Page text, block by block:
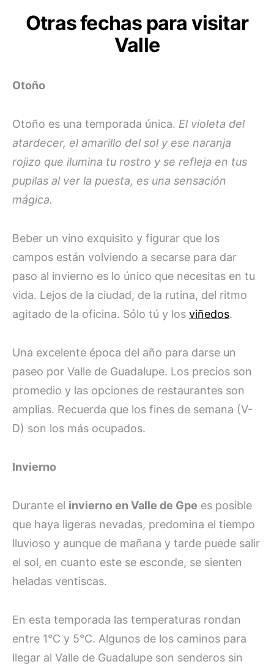
Otras fechas para visitar
Valle
Otoño
Otoño es una temporada única. El violeta del
atardecer, el amarillo del sol y ese naranja
rojizo que ilumina tu rostro y se refleja en tus
pupilas al ver la puesta, es una sensación
mágica.
Beber un vino exquisito y figurar que los
campos están volviendo a secarse para dar
paso al invierno es lo único que necesitas en tu
vida. Lejos de la ciudad, de la rutina, del ritmo
agitado de la oficina. Sólo tú y los viñedos.
Una excelente época del año para darse un
paseo por Valle de Guadalupe. Los precios son
promedio y las opciones de restaurantes son
amplias. Recuerda que los fines de semana (V-
D) son los más ocupados.
Invierno
Durante el invierno en Valle de Gpe es posible
que haya ligeras nevadas, predomina el tiempo
lluvioso y aunque de mañana y tarde puede salir
el sol, en cuanto este se esconde, se sienten
heladas ventiscas.
En esta temporada las temperaturas rondan
entre 1°C y 5°C. Algunos de los caminos para
llegar al Valle de Guadalupe son senderos sin